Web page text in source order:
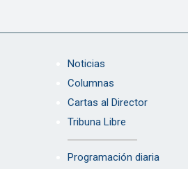
Noticias
Columnas
Cartas al Director
Tribuna Libre
Programación diaria